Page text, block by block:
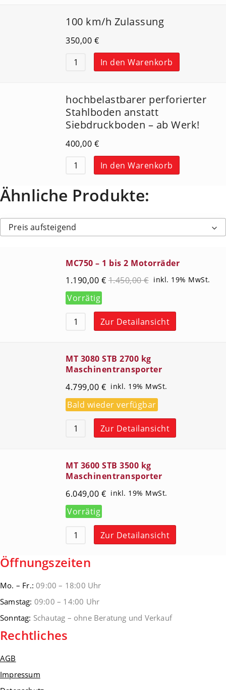
100 km/h Zulassung
350,00 €
In den Warenkorb
hochbelastbarer perforierter
Stahlboden anstatt
Siebdruckboden – ab Werk!
400,00 €
In den Warenkorb
Ähnliche Produkte:
Preis aufsteigend
MC750 – 1 bis 2 Motorräder
1.190,00 € 1.450,00 € inkl. 19% MwSt.
Vorrätig
Zur Detailansicht
MT 3080 STB 2700 kg
Maschinentransporter
4.799,00 € inkl. 19% MwSt.
Bald wieder verfügbar
Zur Detailansicht
MT 3600 STB 3500 kg
Maschinentransporter
6.049,00 € inkl. 19% MwSt.
Vorrätig
Zur Detailansicht
Öffnungszeiten
Mo. – Fr.: 09:00 – 18:00 Uhr
Samstag: 09:00 – 14:00 Uhr
Sonntag: Schautag – ohne Beratung und Verkauf
Rechtliches
AGB
Impressum